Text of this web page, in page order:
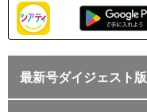
最新号ダイジェスト版